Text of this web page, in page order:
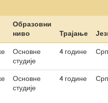
Образовни
ниво
Трајање
Основне
студије
4 године
Основне
студије
4 године